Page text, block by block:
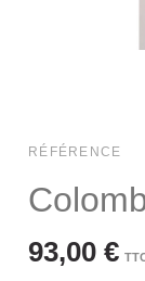
RÉFÉRENCE
93,00 €